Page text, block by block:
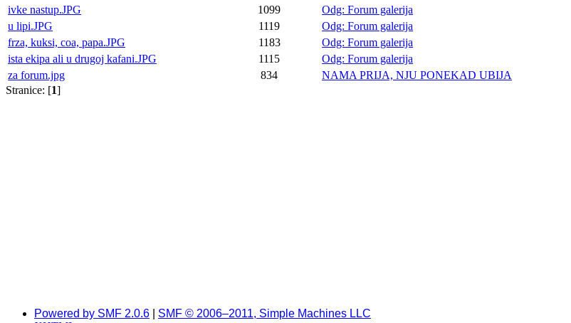
ivke nastup.JPG
1099 Odg: Forum galerija
u lipi.JPG
1119 Odg: Forum galerija
frza, kuksi, coa, papa.JPG
1183 Odg: Forum galerija
ista ekipa ali u drugoj kafani.JPG
1115 Odg: Forum galerija
za forum.jpg
834 NAMA PRIJA, NJU PONEKAD UBIJA
Stranice: [1]
Powered by SMF 2.0.6
SMF © 2006–2011, Simple Machines LLC